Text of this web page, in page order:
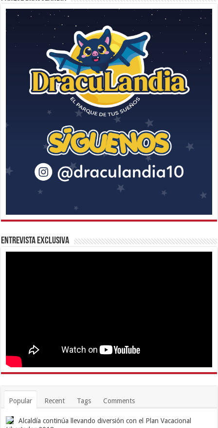
Entrevista Exclusiva
Popular Recent Tags Comments
Alcaldía continúa llevando diversión con el Plan Vacacional